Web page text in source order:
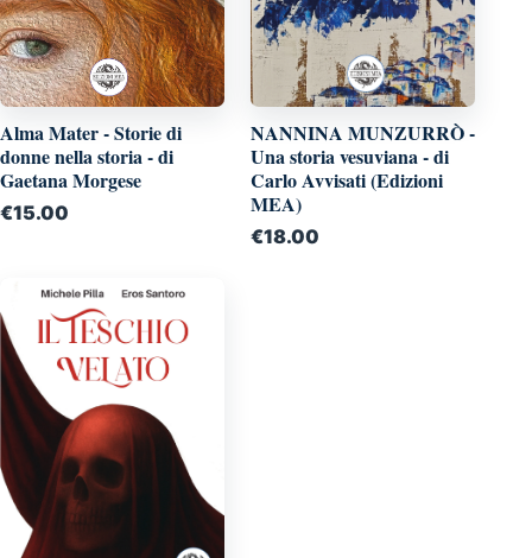
Alma Mater - Storie di
donne nella storia - di
Gaetana Morgese
€15.00
NANNINA MUNZURRÒ -
Una storia vesuviana - di
Carlo Avvisati (Edizioni
MEA)
€18.00